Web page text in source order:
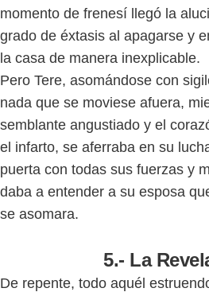
momento de frenesí llegó la
grado de éxtasis al apagarse y
la casa de manera inexplicable.
Pero Tere, asomándose con
nada que se moviese afuera,
semblante angustiado y el
el infarto, se aferraba en su
puerta con todas sus fuerzas y
daba a entender a su esposa
se asomara.
5.- La
De repente, todo aquél